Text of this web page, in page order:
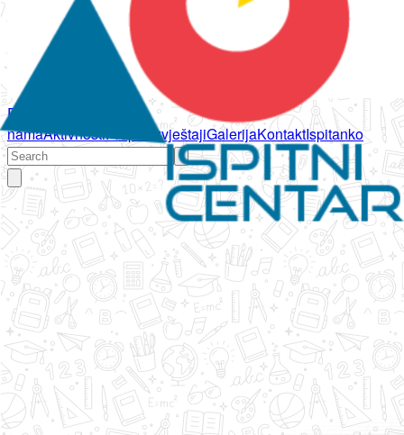
Početna
namaAktivnostiPropisi IzvještajiGalerijaKontaktIspitanko